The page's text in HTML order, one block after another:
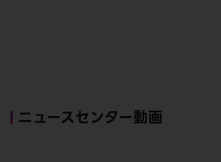
ニュースセンター動画